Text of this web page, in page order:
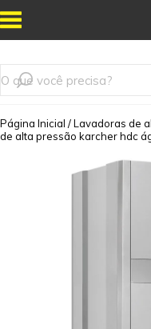
Página Inicial /Lavadoras de
de alta pressão karcher hdc